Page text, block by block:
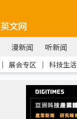
英文网
漫新闻 听新闻
｜ 展会专区 ｜ 科技生活